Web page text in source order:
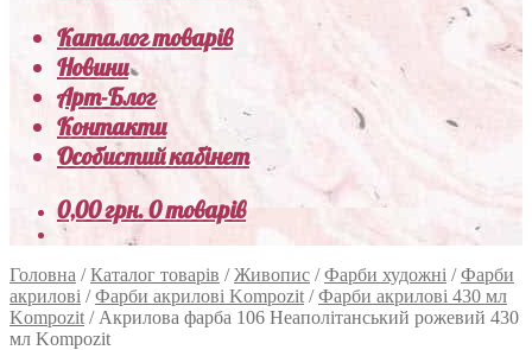
Каталог товарів
Новини
Арт-Блог
Контакти
Особистий кабінет
0,00грн.0 товарів
Головна /Каталог товарів /Живопис /Фарби художні /Фарби
акрилові /Фарби акрилові Kompozit /Фарби акрилові 430 мл
Kompozit / Акрилова фарба 106 Неаполітанський рожевий 430
мл Kompozit